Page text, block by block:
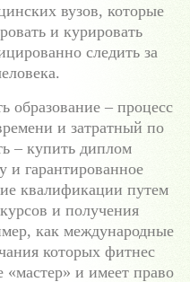
вузов, которые
и курировать
следить за
образование – процесс
и затратный по
– купить диплом
и гарантированное
квалификации путем
и получения
как международные
которых фитнес
«мастер» и имеет право